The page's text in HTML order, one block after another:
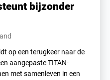
bijzonder
op een terugkeer naar de
aangepaste TITAN-
met samenleven in een